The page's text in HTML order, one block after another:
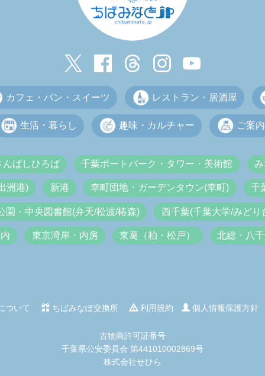
カフェ・パン・スイーツ レストラン・居酒屋
生活・暮らし 趣味・カルチャー ご案内
ばしひろば 千葉ポートパーク・タワー・美術館
洲港) 新港 幸町団地・ガーデンタウン(幸町) 千
園・中央図書館(弁天/松波/椿森) 西千葉(千葉大学/みどり
東京湾岸・内房 東葛（柏・松戸） 北総・八
ついて ちばみなぽ交換所 利用規約 個人情報保護方針
古物商許可証番号
千葉県公安委員会 第441010002869号
株式会社せひら